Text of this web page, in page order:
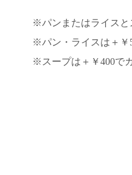
※パンまたはライスと
※パン・ライスは＋￥
※スープは＋￥400で